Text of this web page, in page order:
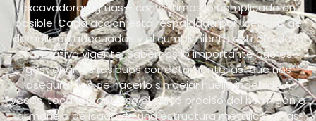
excavadoras, grúas— convertimos lo complicado en
posible. Cada acción está respaldada por licencias de
demolición adecuadas y el cumplimiento estricto de la
normativa vigente. Sabemos lo importante que es
gestionar los residuos correctamente: así que nos
aseguramos de hacerlo sin dejar huella indebida.A
veces, toca enfrentarse al corte preciso del hormigón o
al manejo delicado de una estructura metálica: otras